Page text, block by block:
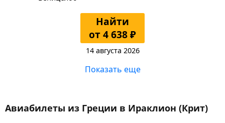
Найти
от 4 638 ₽
14 августа 2026
Показать еще
Авиабилеты из Греции в Ираклион (Крит)